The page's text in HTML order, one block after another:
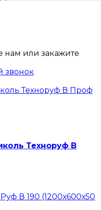
нам или закажите
звонок
Техноруф В